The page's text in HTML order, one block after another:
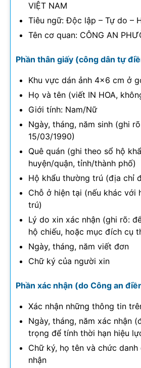
VIỆT NAM
Tiêu ngữ: Độc lập – Tự do –
Tên cơ quan: CÔNG AN
Phần thân giấy (công dân tự
Khu vực dán ảnh 4×6 cm ở
Họ và tên (viết IN HOA,
Giới tính: Nam/Nữ
Ngày, tháng, năm sinh (ghi
15/03/1990)
Quê quán (ghi theo sổ hộ
huyện/quận, tỉnh/thành phố)
Hộ khẩu thường trú (địa chỉ
Chỗ ở hiện tại (nếu khác với
trú)
Lý do xin xác nhận (ghi rõ:
hộ chiếu, hoặc mục đích cụ
Ngày, tháng, năm viết đơn
Chữ ký của người xin
Phần xác nhận (do Công an
Xác nhận những thông tin
Ngày, tháng, năm xác nhận
trọng để tính thời hạn hiệu
Chữ ký, họ tên và chức
nhận